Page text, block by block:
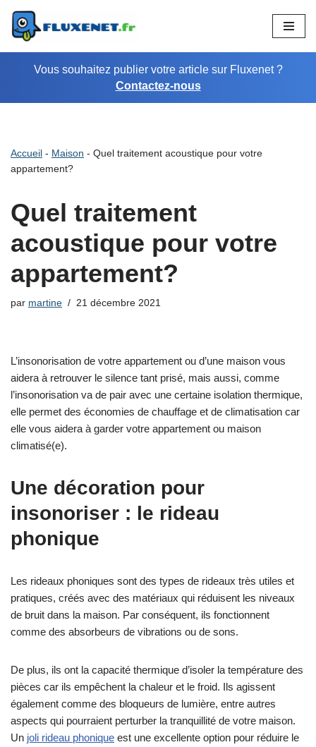
Aller
au
contenuVous souhaitez publier votre article sur Fluxenet ?
Contactez-nous
Accueil - Maison - Quel traitement acoustique pour votre
appartement?
Quel traitement
acoustique pour votre
appartement?
par martine 21 décembre 2021
L’insonorisation de votre appartement ou d’une maison vous
aidera à retrouver le silence tant prisé, mais aussi, comme
l’insonorisation va de pair avec une certaine isolation thermique,
elle permet des économies de chauffage et de climatisation car
elle vous aidera à garder votre appartement ou maison
climatisé(e).
Une décoration pour
insonoriser : le rideau
phonique
Les rideaux phoniques sont des types de rideaux très utiles et
pratiques, créés avec des matériaux qui réduisent les niveaux
de bruit dans la maison. Par conséquent, ils fonctionnent
comme des absorbeurs de vibrations ou de sons.
De plus, ils ont la capacité thermique d’isoler la température des
pièces car ils empêchent la chaleur et le froid. Ils agissent
également comme des bloqueurs de lumière, entre autres
aspects qui pourraient perturber la tranquillité de votre maison.
Un joli rideau phonique est une excellente option pour réduire le